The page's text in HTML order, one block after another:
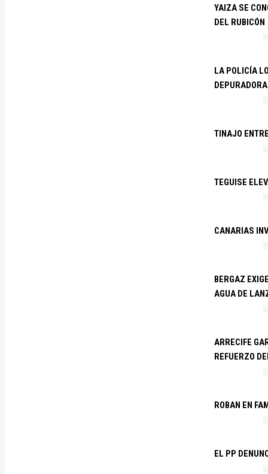
YAIZA SE
DEL RUBICÓN
LA POLICÍA
TINAJO
TEGUISE
CANARIAS
BERGAZ
AGUA DE
ARRECIFE
REFUERZO
ROBAN EN
EL PP